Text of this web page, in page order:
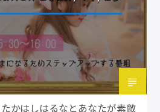
かはしはるなとあなたが素敵